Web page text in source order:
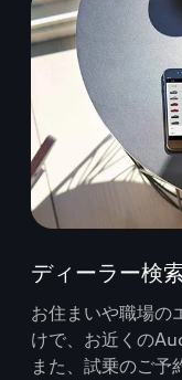
ディーラー検
お住まいや職場の
けで、お近くの
また、試乗のご予